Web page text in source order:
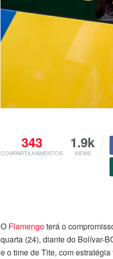
343
COMPARTILHAMENTOS
1.9k
VIEWS
O Flamengoterá o
quarta (24), diante do Bolívar-
e o time de Tite, com